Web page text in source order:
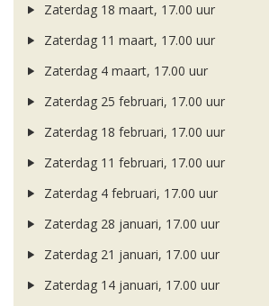
Zaterdag 18 maart, 17.00 uur
Zaterdag 11 maart, 17.00 uur
Zaterdag 4 maart, 17.00 uur
Zaterdag 25 februari, 17.00 uur
Zaterdag 18 februari, 17.00 uur
Zaterdag 11 februari, 17.00 uur
Zaterdag 4 februari, 17.00 uur
Zaterdag 28 januari, 17.00 uur
Zaterdag 21 januari, 17.00 uur
Zaterdag 14 januari, 17.00 uur